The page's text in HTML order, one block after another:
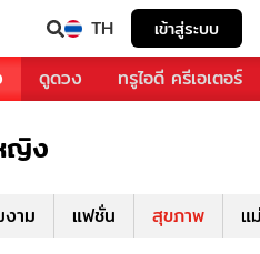
TH เข้าสู่ระบบ
ดูดวง ทรูไอดี ครีเอเตอร์
ญิง
าม แฟชั่น สุขภาพ แ